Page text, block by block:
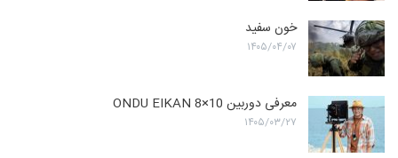
خون سفید
۱۴۰۵/۰۴/۰۷
معرفی دوربین ONDU EIKAN 8×10
۱۴۰۵/۰۳/۲۷